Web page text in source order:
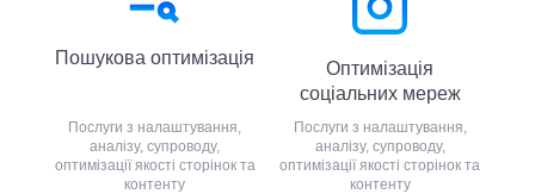
Пошукова оптимізація
Послуги з налаштування,
аналізу, супроводу,
оптимізації якості сторінок та
контенту
Оптимізація
соціальних мереж
Послуги з налаштування,
аналізу, супроводу,
оптимізації якості сторінок та
контенту